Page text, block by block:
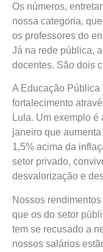
Os números,
nossa categoria,
os professores do
Já na rede pública,
docentes. São dois
A Educação Pública
fortalecimento
Lula. Um exemplo
janeiro que
1,5% acima da
setor privado,
desvalorização e
Nossos
que os do setor
tem se recusado a
nossos salários